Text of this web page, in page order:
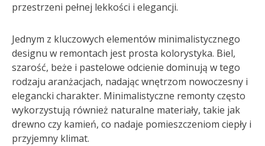
przestrzeni pełnej lekkości i elegancji.
Jednym z kluczowych elementów minimalistycznego
designu w remontach jest prosta kolorystyka. Biel,
szarość, beże i pastelowe odcienie dominują w tego
rodzaju aranżacjach, nadając wnętrzom nowoczesny i
elegancki charakter. Minimalistyczne remonty często
wykorzystują również naturalne materiały, takie jak
drewno czy kamień, co nadaje pomieszczeniom ciepły i
przyjemny klimat.